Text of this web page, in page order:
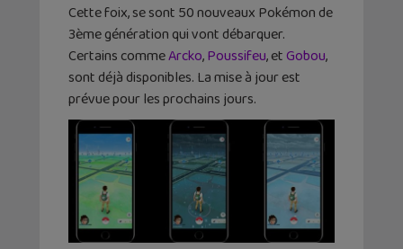
Cette foix, se sont 50 nouveaux Pokémon de
3ème génération qui vont débarquer.
Certains commeArcko,Poussifeu, etGobou,
sont déjà disponibles. La mise à jour est
prévue pour les prochains jours.